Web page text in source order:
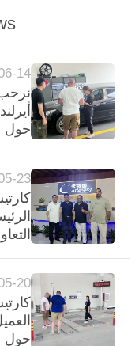
LOAD
خريطة
الموقع
سياسة
الخصوصية
14
نرحب
حول
23
20
حول